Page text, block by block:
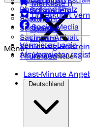
Rheinland Pfalz
Saarland
Sachsen
Sachsen-Anhalt
Schleswig-Holstein
Thüringen
Schweden
Schweiz
Spanien
Ungarn
Merkliste ()
Unterkunft
Social Media
Vermieter-Login
Als Vermieter
Menü
Menü schließen
Last-Minute
Deutschland